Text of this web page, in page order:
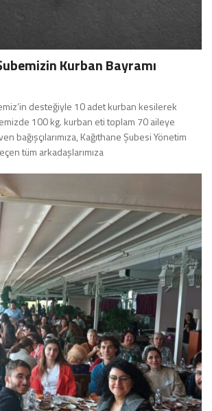
Kurban Bayramı
desteğiyle 10 adet kurban kesilerek
100 kg. kurban eti toplam 70 aileye
bağışçılarımıza, Kağıthane Şubesi Yönetim
tüm arkadaşlarımıza